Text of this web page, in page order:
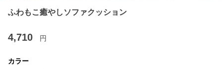
ふわもこ癒やしソファクッション
4,710 円
カラー